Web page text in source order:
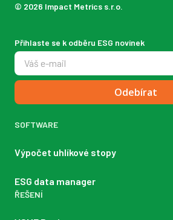
© 2026 Impact Metrics s.r.o.
Přihlaste se k odběru ESG novinek
Odebírat
SOFTWARE
Výpočet uhlíkové stopy
ESG data manager
ŘEŠENÍ